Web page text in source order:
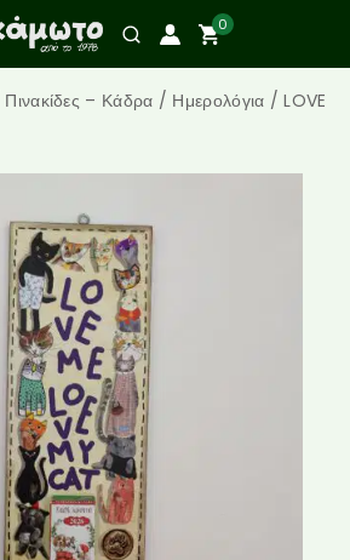
0
Πινακίδες – Κάδρα / Ημερολόγια / LOVE